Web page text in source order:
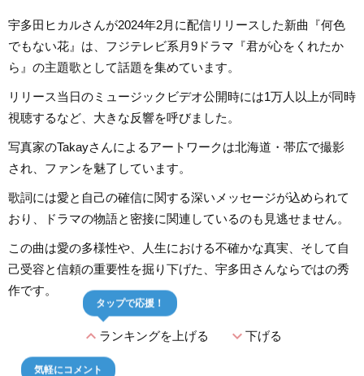
宇多田ヒカルさんが2024年2月に配信リリースした新曲『何色
でもない花』は、フジテレビ系月9ドラマ『君が心をくれたか
ら』の主題歌として話題を集めています。
リリース当日のミュージックビデオ公開時には1万人以上が同時
視聴するなど、大きな反響を呼びました。
写真家のTakayさんによるアートワークは北海道・帯広で撮影
され、ファンを魅了しています。
歌詞には愛と自己の確信に関する深いメッセージが込められて
おり、ドラマの物語と密接に関連しているのも見逃せません。
この曲は愛の多様性や、人生における不確かな真実、そして自
己受容と信頼の重要性を掘り下げた、宇多田さんならではの秀
作です。
expand_lessランキングを上げる
タップで応援！
expand_more下げる
気軽にコメント